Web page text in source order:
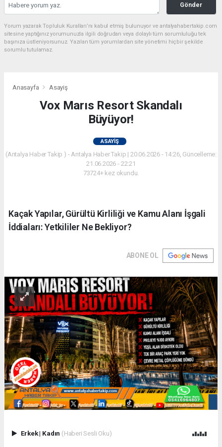
Gönder
Yorum yazarak Topluluk Kuralları’nı kabul etmiş bulunuyor ve antalyahabertakip.com
sitesine yaptığınız yorumunuzla ilgili doğrudan veya dolaylı tüm sorumluluğu tek
başınıza üstleniyorsunuz. Yazılan tüm yorumlardan site yönetimi hiçbir şekilde
sorumlu tutulamaz.
Anasayfa Asayiş
Vox Marıs Resort Skandalı
Büyüyor!
ASAYIŞ
(Antalya Haber Takip ) - Antalya Haber Takip | 20.06.2026 - 14:26, Güncelleme:
21.06.2026 - 22:21
73724+ kez okundu.
Kaçak Yapılar, Gürültü Kirliliği ve Kamu Alanı İşgali
İddiaları: Yetkililer Ne Bekliyor?
ABONE OL
Erkek| Kadın (Haberi Sesli Oku)